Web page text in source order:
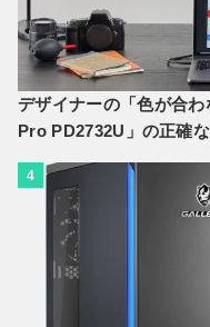
デザイナーの「色が合
Pro PD2732U」の正確
4